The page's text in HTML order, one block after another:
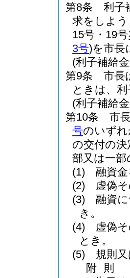
第8条
利子
求をしよ
15号・19
3号)を市長
(利子補給
第9条
市長
ときは、
(利子補給
第10条
市
号のいず
の交付の
部又は一
(1)
融資
(2)
虚偽
(3)
融資
き。
(4)
虚偽
とき。
(5)
規則
附 則